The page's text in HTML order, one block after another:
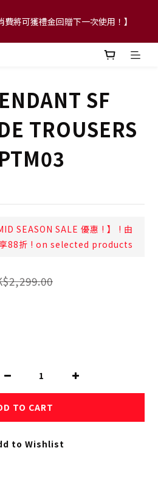
件指定現貨產品即享88折】
費將可獲禮金回贈下一次使用！】
件指定現貨產品即享88折】
SF
TROUSERS
SEASON SALE 優惠 ! 】 ! 由
享88折 ! on selected products
TO CART
to Wishlist